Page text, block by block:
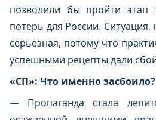
позволили бы пройти этап
потерь для России. Ситуация,
серьезная, потому что
успешными рецепты дали
«СП»: Что именно засбоило?
— Пропаганда стала